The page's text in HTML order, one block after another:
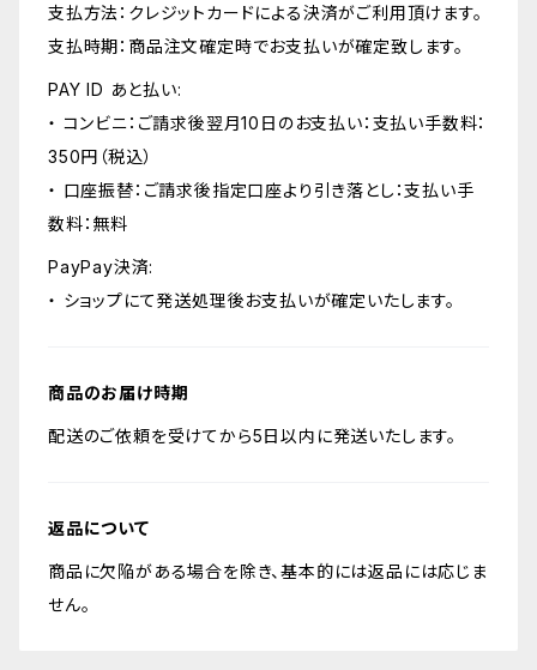
支払方法：クレジットカードによる決済がご利用頂けます。
支払時期：商品注文確定時でお支払いが確定致します。
PAY ID あと払い:
・ コンビニ：ご請求後翌月10日のお支払い：支払い手数料：
350円（税込）
・ 口座振替：ご請求後指定口座より引き落とし：支払い手
数料：無料
PayPay決済:
・ ショップにて発送処理後お支払いが確定いたします。
商品のお届け時期
配送のご依頼を受けてから5日以内に発送いたします。
返品について
商品に欠陥がある場合を除き、基本的には返品には応じま
せん。